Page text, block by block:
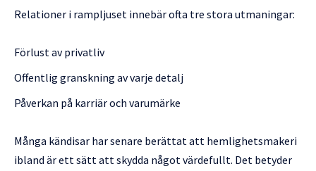
Relationer i rampljuset innebär ofta tre stora utmaningar:
Förlust av privatliv
Offentlig granskning av varje detalj
Påverkan på karriär och varumärke
Många kändisar har senare berättat att hemlighetsmakeri
ibland är ett sätt att skydda något värdefullt. Det betyder